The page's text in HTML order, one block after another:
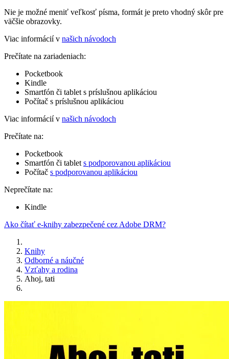
Nie je možné meniť veľkosť písma, formát je preto vhodný skôr pre
väčšie obrazovky.
Viac informácií v našich návodoch
Prečítate na zariadeniach:
Pocketbook
Kindle
Smartfón či tablet s príslušnou aplikáciou
Počítač s príslušnou aplikáciou
Viac informácií v našich návodoch
Prečítate na:
Pocketbook
Smartfón či tablet s podporovanou aplikáciou
Počítač s podporovanou aplikáciou
Neprečítate na:
Kindle
Ako čítať e-knihy zabezpečené cez Adobe DRM?
Knihy
Odborné a náučné
Vzťahy a rodina
Ahoj, tati